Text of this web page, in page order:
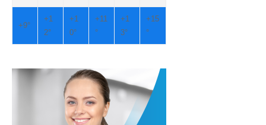
+9°
+1
2°
+1
0°
+11
°
+1
3°
+15
°